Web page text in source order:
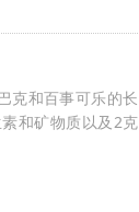
克和百事可乐的长
和矿物质以及2克